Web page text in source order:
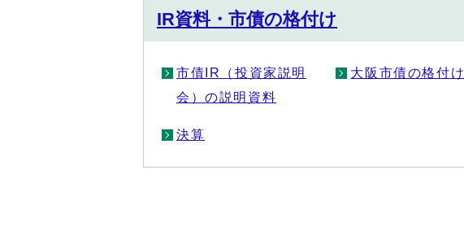
IR資料・市債の格付け
市債IR（投資家説明
会）の説明資料
大阪市債の格付け
決算